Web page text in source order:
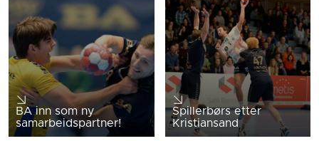
BA inn som ny
samarbeidspartner!
Spillerbørs etter
Kristiansand